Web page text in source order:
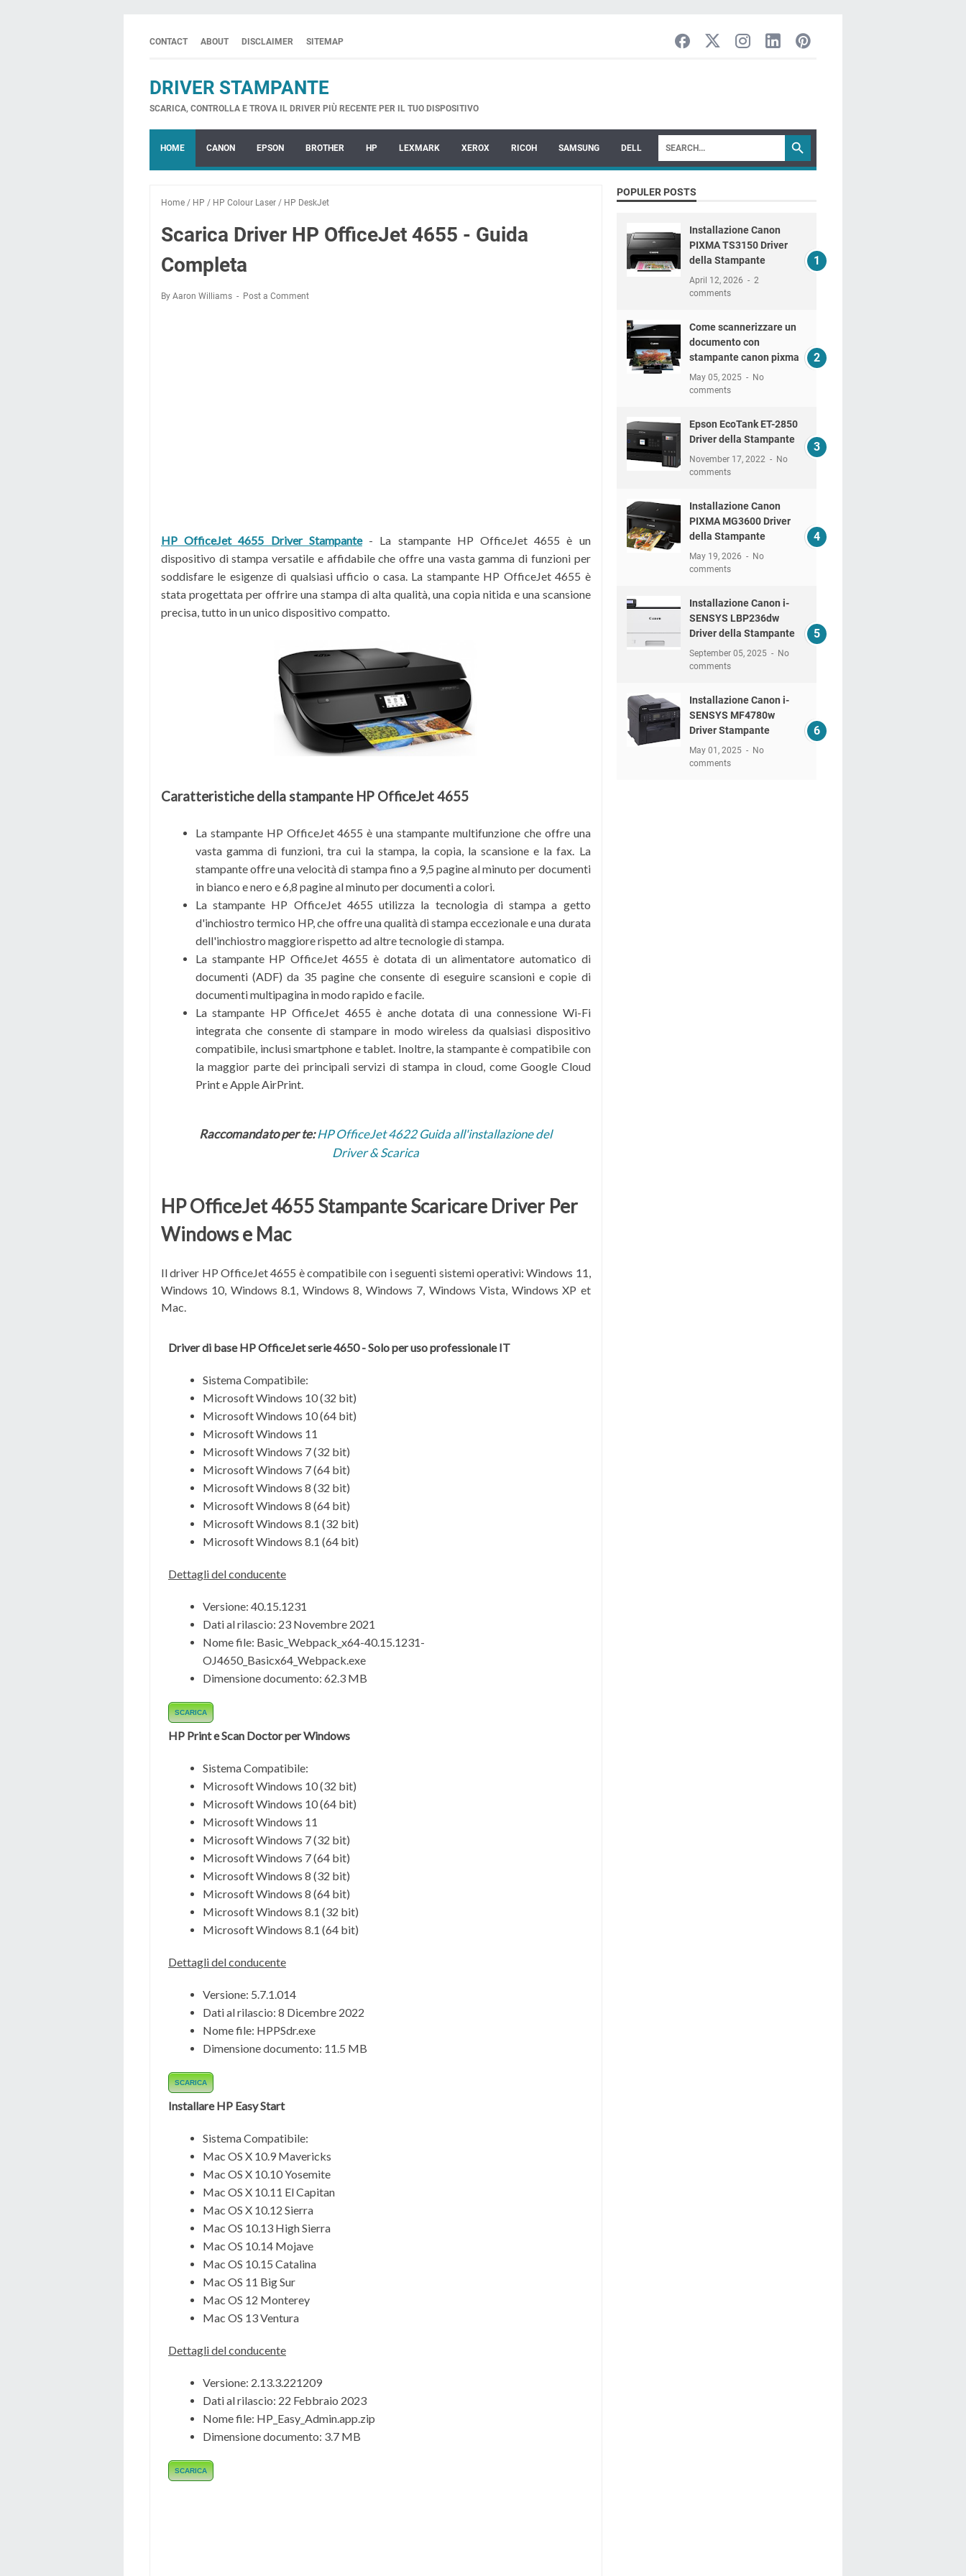
CONTACT ABOUT DISCLAIMER SITEMAP
DRIVER STAMPANTE
SCARICA, CONTROLLA E TROVA IL DRIVER PIÙ RECENTE PER IL TUO DISPOSITIVO
HOME CANON EPSON BROTHER HP LEXMARK XEROX RICOH SAMSUNG DELL
Home / HP / HP Colour Laser / HP DeskJet
Scarica Driver HP OfficeJet 4655 - Guida
Completa
By Aaron Williams Post a Comment
HP OfficeJet 4655 Driver Stampante- La stampante HP OfficeJet 4655 è un
dispositivo di stampa versatile e affidabile che offre una vasta gamma di funzioni per
soddisfare le esigenze di qualsiasi ufficio o casa. La stampante HP OfficeJet 4655 è
stata progettata per offrire una stampa di alta qualità, una copia nitida e una scansione
precisa, tutto in un unico dispositivo compatto.
Caratteristiche della stampante HP OfficeJet 4655
La stampante HP OfficeJet 4655 è una stampante multifunzione che offre una
vasta gamma di funzioni, tra cui la stampa, la copia, la scansione e la fax. La
stampante offre una velocità di stampa fino a 9,5 pagine al minuto per documenti
in bianco e nero e 6,8 pagine al minuto per documenti a colori.
La stampante HP OfficeJet 4655 utilizza la tecnologia di stampa a getto
d'inchiostro termico HP, che offre una qualità di stampa eccezionale e una durata
dell'inchiostro maggiore rispetto ad altre tecnologie di stampa.
La stampante HP OfficeJet 4655 è dotata di un alimentatore automatico di
documenti (ADF) da 35 pagine che consente di eseguire scansioni e copie di
documenti multipagina in modo rapido e facile.
La stampante HP OfficeJet 4655 è anche dotata di una connessione Wi-Fi
integrata che consente di stampare in modo wireless da qualsiasi dispositivo
compatibile, inclusi smartphone e tablet. Inoltre, la stampante è compatibile con
la maggior parte dei principali servizi di stampa in cloud, come Google Cloud
Print e Apple AirPrint.
Raccomandato per te:HP OfficeJet 4622 Guida all'installazione del
Driver & Scarica
HP OfficeJet 4655 Stampante Scaricare Driver Per
Windows e Mac
Il driver HP OfficeJet 4655 è compatibile con i seguenti sistemi operativi:Windows 11,
Windows 10, Windows 8.1, Windows 8, Windows 7, Windows Vista, Windows XP et
Mac.
Driver di base HP OfficeJet serie 4650 - Solo per uso professionale IT
Sistema Compatibile:
Microsoft Windows 10 (32 bit)
Microsoft Windows 10 (64 bit)
Microsoft Windows 11
Microsoft Windows 7 (32 bit)
Microsoft Windows 7 (64 bit)
Microsoft Windows 8 (32 bit)
Microsoft Windows 8 (64 bit)
Microsoft Windows 8.1 (32 bit)
Microsoft Windows 8.1 (64 bit)
Dettagli del conducente
Versione: 40.15.1231
Dati al rilascio: 23 Novembre 2021
Nome file: Basic_Webpack_x64-40.15.1231-
OJ4650_Basicx64_Webpack.exe
Dimensione documento: 62.3 MB
SCARICA
HP Print e Scan Doctor per Windows
Sistema Compatibile:
Microsoft Windows 10 (32 bit)
Microsoft Windows 10 (64 bit)
Microsoft Windows 11
Microsoft Windows 7 (32 bit)
Microsoft Windows 7 (64 bit)
Microsoft Windows 8 (32 bit)
Microsoft Windows 8 (64 bit)
Microsoft Windows 8.1 (32 bit)
Microsoft Windows 8.1 (64 bit)
Dettagli del conducente
Versione: 5.7.1.014
Dati al rilascio: 8 Dicembre 2022
Nome file: HPPSdr.exe
Dimensione documento: 11.5 MB
SCARICA
Installare HP Easy Start
Sistema Compatibile:
Mac OS X 10.9 Mavericks
Mac OS X 10.10 Yosemite
Mac OS X 10.11 El Capitan
Mac OS X 10.12 Sierra
Mac OS 10.13 High Sierra
Mac OS 10.14 Mojave
Mac OS 10.15 Catalina
Mac OS 11 Big Sur
Mac OS 12 Monterey
Mac OS 13 Ventura
Dettagli del conducente
Versione: 2.13.3.221209
Dati al rilascio: 22 Febbraio 2023
Nome file: HP_Easy_Admin.app.zip
Dimensione documento: 3.7 MB
SCARICA
POPULER POSTS
Installazione Canon
PIXMA TS3150 Driver
della Stampante
April 12, 2026
2
comments
Come scannerizzare un
documento con
stampante canon pixma
May 05, 2025
No
comments
Epson EcoTank ET-2850
Driver della Stampante
November 17, 2022
No
comments
Installazione Canon
PIXMA MG3600 Driver
della Stampante
May 19, 2026
No
comments
Installazione Canon i-
SENSYS LBP236dw
Driver della Stampante
September 05, 2025
No
comments
Installazione Canon i-
SENSYS MF4780w
Driver Stampante
May 01, 2025
No
comments